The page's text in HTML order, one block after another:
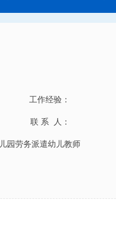
工作经验：
联 系 人：
园劳务派遣幼儿教师